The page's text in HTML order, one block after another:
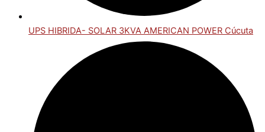
UPS HIBRIDA- SOLAR 3KVA AMERICAN POWER Cúcuta